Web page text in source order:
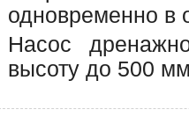
одновременно в
Насос
высоту до 500